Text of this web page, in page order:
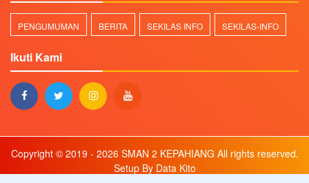
PENGUMUMAN BERITA SEKILAS INFO SEKILAS-INFO
Ikuti Kami
Copyright © 2019 - 2026 SMAN 2 KEPAHIANG All rights reserved.
Setup By Data Kito